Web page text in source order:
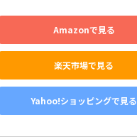
Amazonで見る
楽天市場で見る
Yahoo!ショッピングで見る